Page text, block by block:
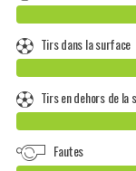
Tirs dans la surface
Tirs en dehors de la
Fautes